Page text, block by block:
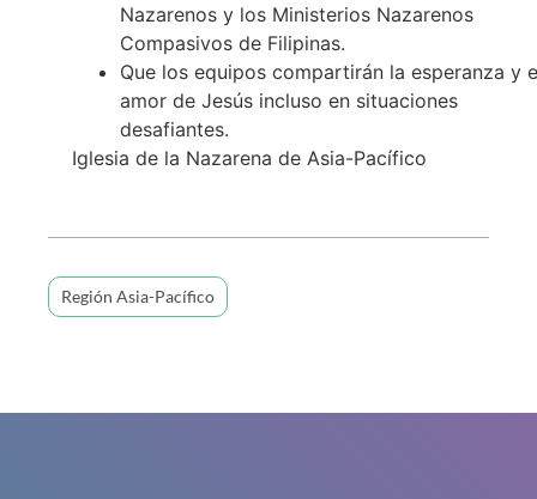
Nazarenos y los Ministerios Nazarenos
Compasivos de Filipinas.
Que los equipos compartirán la esperanza y
amor de Jesús incluso en situaciones
desafiantes.
Iglesia de la Nazarena de Asia-Pacífico
Región Asia-Pacífico